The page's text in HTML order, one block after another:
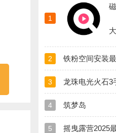
1
2 铁粉空间安装
3 龙珠电光火石3
4 筑梦岛
5 摇曳露营2025